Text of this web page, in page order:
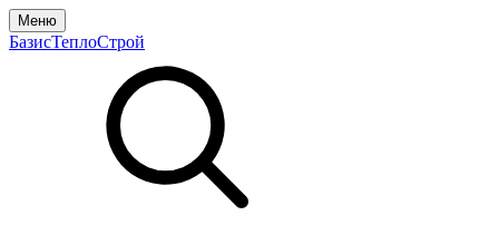
Меню
БазисТеплоСтрой